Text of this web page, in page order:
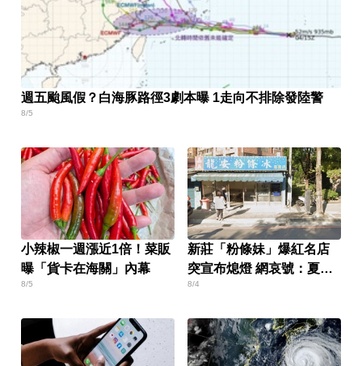
週五颱風假？白海豚路徑3劇本曝 1走向不排除發陸警
8/5
小辣椒一週漲近1倍！菜販
曝「貨卡在海關」內幕
8/5
新莊「粉條妹」爆紅名店
突宣布熄燈 網哀號：夏天
少一味
8/4